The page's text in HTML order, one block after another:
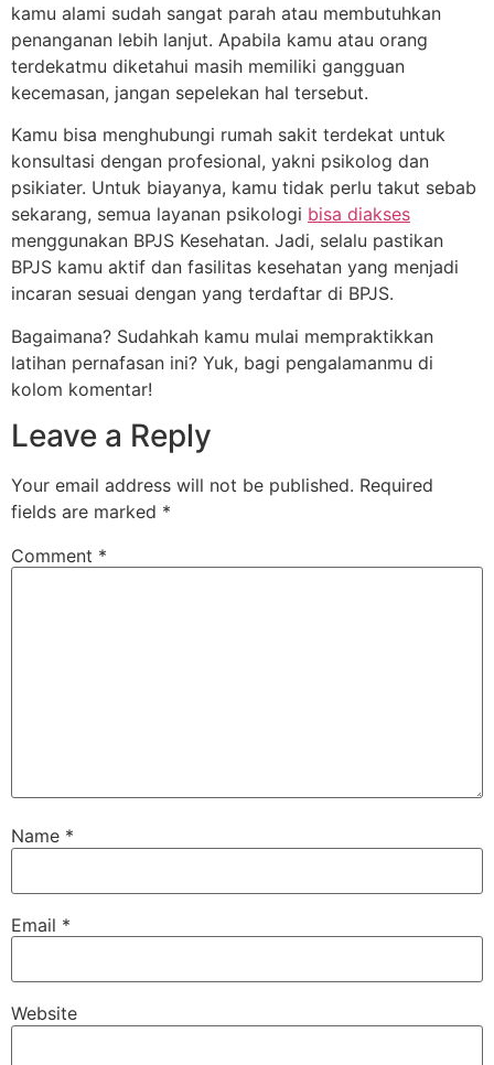
kamu alami sudah sangat parah atau membutuhkan
penanganan lebih lanjut. Apabila kamu atau orang
terdekatmu diketahui masih memiliki gangguan
kecemasan, jangan sepelekan hal tersebut.
Kamu bisa menghubungi rumah sakit terdekat untuk
konsultasi dengan profesional, yakni psikolog dan
psikiater. Untuk biayanya, kamu tidak perlu takut sebab
sekarang, semua layanan psikologi bisa diakses
menggunakan BPJS Kesehatan. Jadi, selalu pastikan
BPJS kamu aktif dan fasilitas kesehatan yang menjadi
incaran sesuai dengan yang terdaftar di BPJS.
Bagaimana? Sudahkah kamu mulai mempraktikkan
latihan pernafasan ini? Yuk, bagi pengalamanmu di
kolom komentar!
Leave a Reply
Your email address will not be published. Required
fields are marked *
Comment *
Name *
Email *
Website